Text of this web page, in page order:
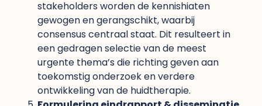
stakeholders worden de kennishiaten
gewogen en gerangschikt, waarbij
consensus centraal staat. Dit resulteert in
een gedragen selectie van de meest
urgente thema’s die richting geven aan
toekomstig onderzoek en verdere
ontwikkeling van de huidtherapie.